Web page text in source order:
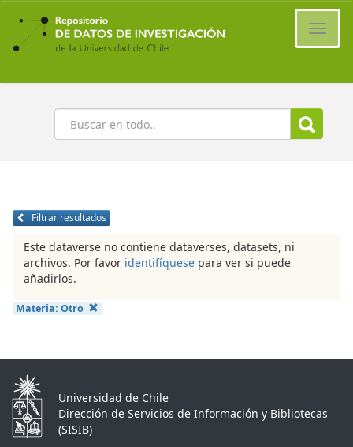
Ir
contenido
principal
Buscar
Filtrar resultados
Este dataverse no contiene dataverses, datasets, ni
archivos. Por favor identifíquese para ver si puede
añadirlos.
Materia: Otro
Universidad de Chile
Dirección de Servicios de Información y Bibliotecas
(SISIB)